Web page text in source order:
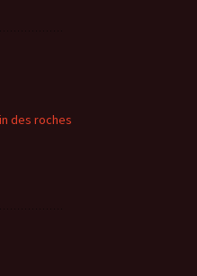
des roches